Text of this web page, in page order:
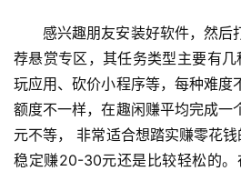
P
感兴趣朋友安装好软件，然后
荐悬赏专区，其任务类型主要有
玩应用、砍价小程序等，每种难度
额度不一样，在趣闲赚平均完成一
元不等， 非常适合想踏实赚零花
稳定赚20-30元还是比较轻松的。